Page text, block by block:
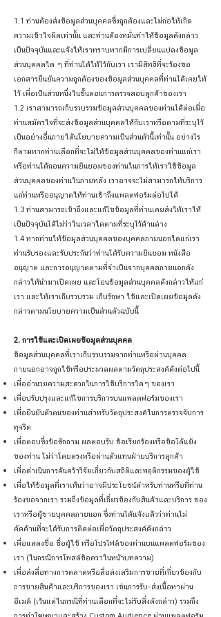
1.1 ท่านต้องส่งข้อมูลส่วนบุคคลซึ่งถูกต้องและไม่ก่อให้เกิด
ความเข้าใจผิดเท่านั้น และท่านต้องหมั่นทำให้ข้อมูลดังกล่าว
เป็นปัจจุบันและแจ้งให้เราทราบหากมีการเปลี่ยนแปลงข้อมูล
ส่วนบุคคลใด ๆ ที่ท่านได้ให้ไว้กับเรา เรามีสิทธิที่จะร้องขอ
เอกสารยืนยันความถูกต้องของข้อมูลส่วนบุคคลที่ท่านได้เคยให้
ไว้ เพื่อเป็นส่วนหนึ่งในขั้นตอนการตรวจสอบลูกค้าของเรา
1.2 เราสามารถเก็บรวบรวมข้อมูลส่วนบุคคลของท่านได้ต่อเมี่อ
ท่านสมัครใจที่จะส่งข้อมูลส่วนบุคคลให้กับเราหรือตามที่ระบุไว้
เป็นอย่างอื่นภายใต้นโยบายความเป็นส่วนตัวนี้เท่านั้น อย่างไร
ก็ตามหากท่านเลือกที่จะไม่ให้ข้อมูลส่วนบุคคลของท่านแก่เรา
หรือท่านได้ถอนความยินยอมของท่านในการให้เราใช้ข้อมูล
ส่วนบุคคลของท่านในภายหลัง เราอาจจะไม่สามารถให้บริการ
แก่ท่านหรืออนุญาตให้ท่านเข้าถึงแพลตฟอร์มต่อไปได้
1.3 ท่านสามารถเข้าถึงและแก้ไขข้อมูลที่ท่านเคยส่งให้เราให้
เป็นปัจจุบันได้ไม่ว่าในเวลาใดตามที่ระบุไว้ด้านล่าง
1.4 หากท่านให้ข้อมูลส่วนบุคคลของบุคคลภายนอกใดแก่เรา
ท่านรับรองและรับประกันว่าท่านได้รับความยินยอม หนังสือ
อนุญาต และการอนุญาตตามที่จำเป็นจากบุคคลภายนอกดัง
กล่าวให้นำมาเปิดเผย และโอนข้อมูลส่วนบุคคลดังกล่าวให้แก่
เรา และให้เราเก็บรวบรวม เก็บรักษา ใช้และเปิดเผยข้อมูลดัง
กล่าวตามนโยบายความเป็นส่วนตัวฉบับนี้
2. การใช้และเปิดเผยข้อมูลส่วนบุคคล
ข้อมูลส่วนบุคคลที่เราเก็บรวบรวมจากท่านหรือผ่านบุคคล
ภายนอกอาจถูกใช้หรือประมวลผลตามวัตถุประสงค์ดังต่อไปนี้
เพื่ออำนวยความสะดวกในการใช้บริการใดๆ ของเรา
เพื่อปรับปรุงและแก้ไขการบริการบนแพลตฟอร์มของเรา
เพื่อยืนยันตัวตนของท่านสำหรับวัตถุประสงค์ในการตรวจจับการ
ทุจริต
เพื่อตอบซึ่งข้อซักถาม ผลตอบรับ ข้อเรียกร้องหรือข้อโต้แย้ง
ของท่าน ไม่ว่าโดยตรงหรือผ่านตัวแทนฝ่ายบริการลูกค้า
เพื่อดำเนินการค้นคว้าวิจัยเกี่ยวกับสถิติและพฤติกรรมของผู้ใช้
เพื่อให้ข้อมูลที่เราเห็นว่าอาจมีประโยชน์สำหรับท่านหรือที่ท่าน
ร้องขอจากเรา รวมถึงข้อมูลที่เกี่ยวข้องกับสินค้าและบริการ ของ
เราหรือผู้ขายบุคคลภายนอก ซึ่งท่านได้แจ้งแล้วว่าท่านไม่
คัดค้านที่จะได้รับการติดต่อเพื่อวัตถุประสงค์ดังกล่าว
เพื่อแสดงชื่อ ชื่อผู้ใช้ หรือโปรไฟล์ของท่านบนแพลตฟอร์มของ
เรา (ในกรณีการโพสต์ข้อควาในหน้าบทความ)
เพื่อส่งสื่อทางการตลาดหรือสื่อส่งเสริมการขายที่เกี่ยวข้องกับ
การขายสินค้าและบริการของเรา เช่นการรับ-ส่งเนื้อหาผ่าน
อีเมล์ (เว้นแต่ในกรณีที่ท่านเลือกที่จะไม่รับสิ่งดังกล่าว) รวมถึง